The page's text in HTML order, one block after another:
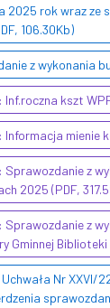
2025 rok wraz ze
106.30Kb)
z wykonania
Inf.roczna kszt
Informacja mienie
Sprawozdanie z
2025 (PDF,
Sprawozdanie z
Gminnej
Nr XXVI/